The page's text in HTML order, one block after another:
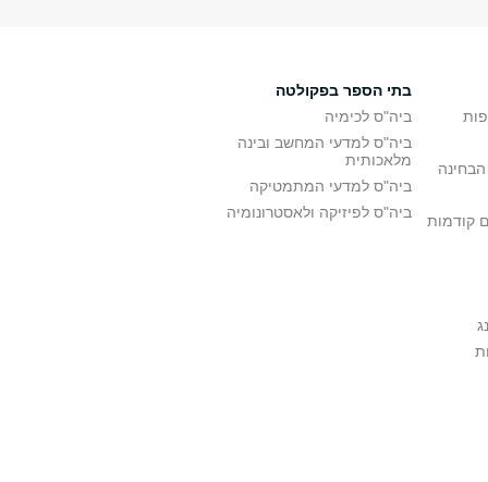
קודמות
בתי הספר בפקולטה
ביה"ס לכימיה
ביה"ס למדעי המחשב ובינה
מלאכותית
ביה"ס למדעי המתמטיקה
ביה"ס לפיזיקה ולאסטרונומיה